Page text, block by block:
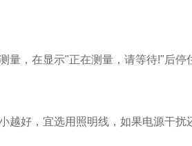
，在显示"正在测量，请等待!"后停
越好，宜选用照明线，如果电源干扰